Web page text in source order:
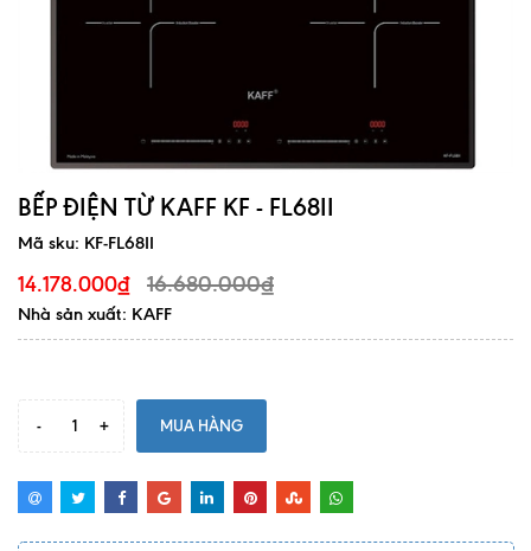
BẾP ĐIỆN TỪ KAFF KF - FL68II
Mã sku: KF-FL68II
14.178.000₫ 16.680.000₫
Nhà sản xuất: KAFF
- + MUA HÀNG